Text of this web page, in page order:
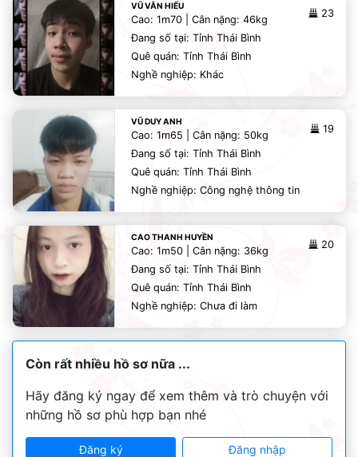
VŨ VĂN HIẾU
23
Cao: 1m70 | Cân nặng: 46kg
Đang số tại: Tỉnh Thái Bình
Quê quán: Tỉnh Thái Bình
Nghề nghiệp: Khác
VŨ DUY ANH
19
Cao: 1m65 | Cân nặng: 50kg
Đang số tại: Tỉnh Thái Bình
Quê quán: Tỉnh Thái Bình
Nghề nghiệp: Công nghệ thông tin
CAO THANH HUYỀN
20
Cao: 1m50 | Cân nặng: 36kg
Đang số tại: Tỉnh Thái Bình
Quê quán: Tỉnh Thái Bình
Nghề nghiệp: Chưa đi làm
Còn rất nhiều hồ sơ nữa ...
Hãy đăng ký ngay để xem thêm và trò chuyện với
những hồ sơ phù hợp bạn nhé
Đăng ký Đăng nhập